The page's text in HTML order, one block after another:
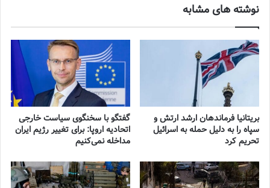
نوشته های مشابه
بریتانیا فرماندهان ارشد ارتش و
سپاه را به دلیل حمله به اسرائیل
تحریم کرد
گفتگو با سخنگوی سیاست خارجی
اتحادیه اروپا: برای تغییر رژیم ایران
مداخله نمی‌کنیم